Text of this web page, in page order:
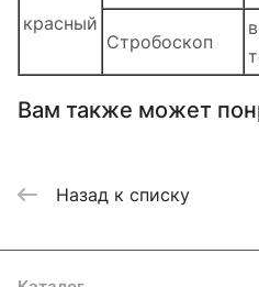
красный
Стробоскоп
Вам также может
Назад к списку